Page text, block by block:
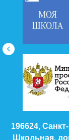
196624,
Школьная,